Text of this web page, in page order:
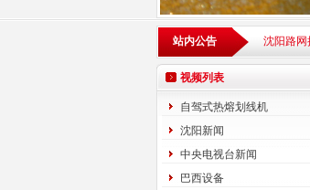
站内公告 沈阳路网
视频列表
自驾式热熔划线机
沈阳新闻
中央电视台新闻
巴西设备